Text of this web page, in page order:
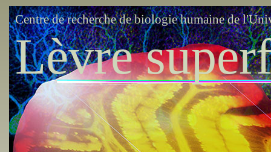
Centre de recherche de biologie humaine de
Lèvre